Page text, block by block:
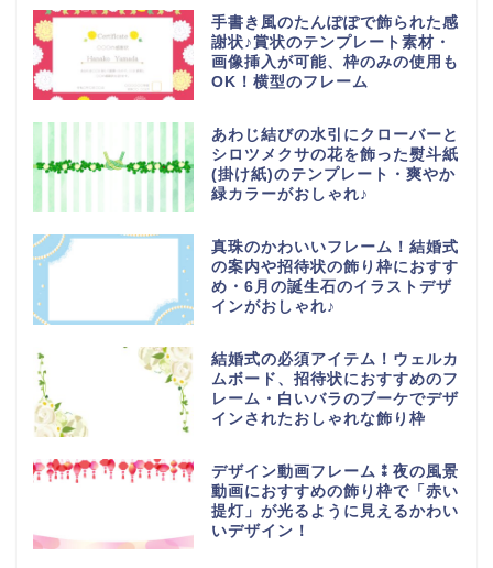
手書き風のたんぽぽで飾られた感
謝状♪賞状のテンプレート素材・
画像挿入が可能、枠のみの使用も
OK！横型のフレーム
あわじ結びの水引にクローバーと
シロツメクサの花を飾った熨斗紙
(掛け紙)のテンプレート・爽やか
緑カラーがおしゃれ♪
真珠のかわいいフレーム！結婚式
の案内や招待状の飾り枠におすす
め・6月の誕生石のイラストデザ
インがおしゃれ♪
結婚式の必須アイテム！ウェルカ
ムボード、招待状におすすめのフ
レーム・白いバラのブーケでデザ
インされたおしゃれな飾り枠
デザイン動画フレーム⁑夜の風景
動画におすすめの飾り枠で「赤い
提灯」が光るように見えるかわい
いデザイン！